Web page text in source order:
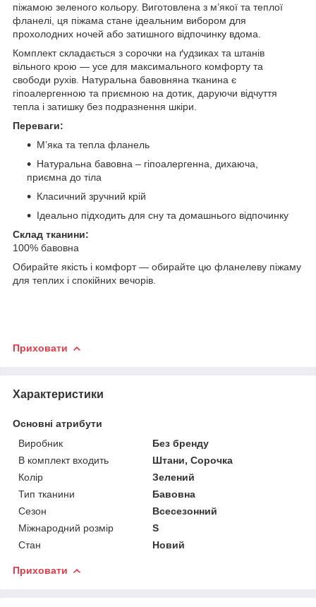
піжамою зеленого кольору. Виготовлена з м’якої та теплої
фланелі, ця піжама стане ідеальним вибором для
прохолодних ночей або затишного відпочинку вдома.
Комплект складається з сорочки на ґудзиках та штанів
вільного крою — усе для максимального комфорту та
свободи рухів. Натуральна бавовняна тканина є
гіпоалергенною та приємною на дотик, даруючи відчуття
тепла і затишку без подразнення шкіри.
Переваги:
М’яка та тепла фланель
Натуральна бавовна – гіпоалергенна, дихаюча,
приємна до тіла
Класичний зручний крій
Ідеально підходить для сну та домашнього відпочинку
Склад тканини:
100% бавовна
Обирайте якість і комфорт — обирайте цю фланелеву піжаму
для теплих і спокійних вечорів.
Приховати
Характеристики
Основні атрибути
Виробник
Без бренду
В комплект входить
Штани, Сорочка
Колір
Зелений
Тип тканини
Бавовна
Сезон
Всесезонний
Міжнародний розмір
S
Стан
Новий
Приховати